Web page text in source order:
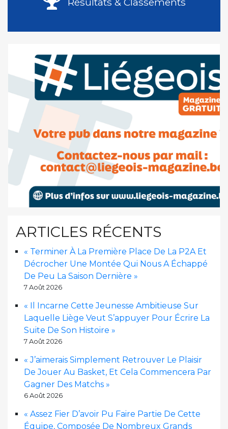
ARTICLES RÉCENTS
« Terminer À La Première Place De La P2A Et
Décrocher Une Montée Qui Nous A Échappé
De Peu La Saison Dernière »
7 Août 2026
« Il Incarne Cette Jeunesse Ambitieuse Sur
Laquelle Liège Veut S’appuyer Pour Écrire La
Suite De Son Histoire »
7 Août 2026
« J’aimerais Simplement Retrouver Le Plaisir
De Jouer Au Basket, Et Cela Commencera Par
Gagner Des Matchs »
6 Août 2026
« Assez Fier D’avoir Pu Faire Partie De Cette
Équipe, Composée De Nombreux Grands